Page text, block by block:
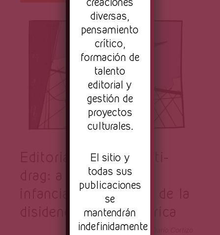
Página
Editorial (junio) – Anti-
drag: a favor de las
infancias o en contra de la
disidencia sexo-genérica
Ilustración de Darío Cortizo
diversas,
pensamiento
crítico,
formación de
talento
editorial y
gestión de
proyectos
culturales.
El sitio y
todas sus
publicaciones
se
mantendrán
indefinidamente